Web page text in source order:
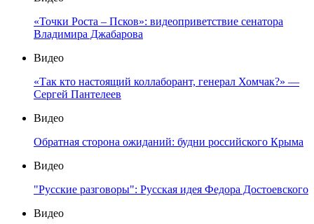
«Точки Роста – Псков»: видеоприветствие сенатора
Владимира Джабарова
Видео
«Так кто настоящий коллаборант, генерал Хомчак?» —
Сергей Пантелеев
Видео
Обратная сторона ожиданий: будни российского Крыма
Видео
"Русские разговоры": Русская идея Федора Достоевского
Видео